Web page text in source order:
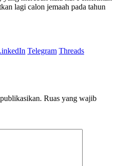
lagi calon jemaah pada tahun
Telegram Threads
Ruas yang wajib